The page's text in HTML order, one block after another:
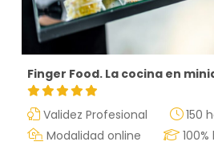
Finger Food. La cocina en
Validez Profesional
150
Modalidad online